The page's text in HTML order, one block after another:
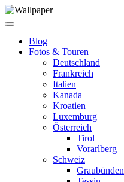
Blog
Fotos & Touren
Deutschland
Frankreich
Italien
Kanada
Kroatien
Luxemburg
Österreich
Tirol
Vorarlberg
Schweiz
Graubünden